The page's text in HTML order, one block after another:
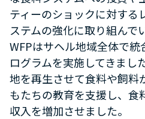
ティーのショックに対する
ステムの強化に取り組んで
WFPはサヘル地域全体で
ログラムを実施してきまし
地を再生させて食料や飼料
もたちの教育を支援し、食
収入を増加させました。